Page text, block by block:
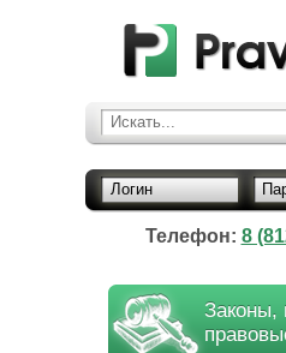
Искать...
Логин
Телефон: 8
Законы,